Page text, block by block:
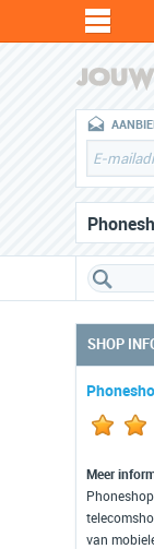
SHOP
Meer
van